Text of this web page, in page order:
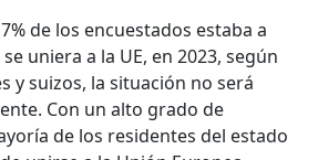
de los encuestados estaba a
uniera a la UE, en 2023, según
y suizos, la situación no será
Con un alto grado de
de los residentes del estado